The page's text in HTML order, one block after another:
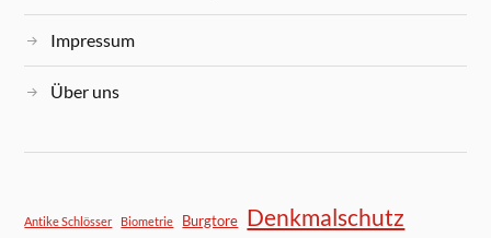
Impressum
Über uns
Antike Schlösser Biometrie Burgtore Denkmalschutz